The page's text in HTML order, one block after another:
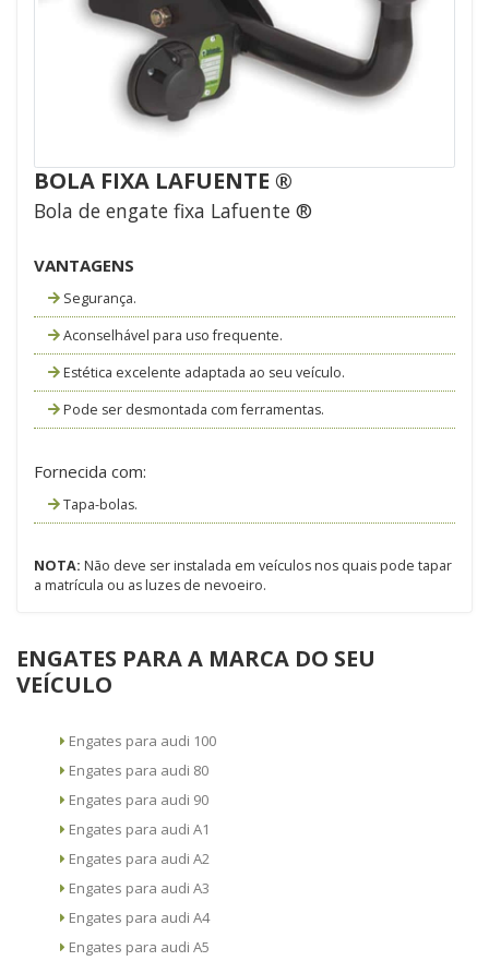
BOLA FIXA LAFUENTE ®
Bola de engate fixa Lafuente ®
VANTAGENS
Segurança.
Aconselhável para uso frequente.
Estética excelente adaptada ao seu veículo.
Pode ser desmontada com ferramentas.
Fornecida com:
Tapa-bolas.
NOTA: Não deve ser instalada em veículos nos quais pode tapar
a matrícula ou as luzes de nevoeiro.
ENGATES PARA A MARCA DO SEU
VEÍCULO
Engates para audi 100
Engates para audi 80
Engates para audi 90
Engates para audi A1
Engates para audi A2
Engates para audi A3
Engates para audi A4
Engates para audi A5